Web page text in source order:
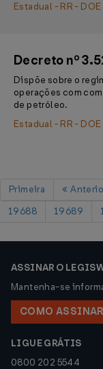
Estadual - RR -
Decreto nº
Dispõe sobre o
operações com
de petróleo.
Estadual - RR -
Primeira
19688
19689
ASSINAR O
Mantenha-se
COMO ASSINAR
LIGUE GRÁTIS
0800 202 5544